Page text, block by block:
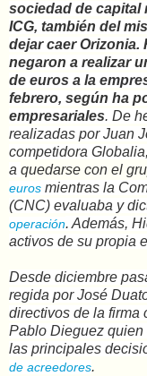
sociedad de capital
ICG, también del
dejar caer Orizonia.
negaron a realizar
de euros a la
febrero, según ha
empresariales. De
realizadas por Juan
competidora
a quedarse con el
euros mientras la
(CNC) evaluaba y
operación. Además,
activos de su propia
Desde diciembre
regida por José
directivos de la firma
Pablo Dieguez
las principales
de acreedores.